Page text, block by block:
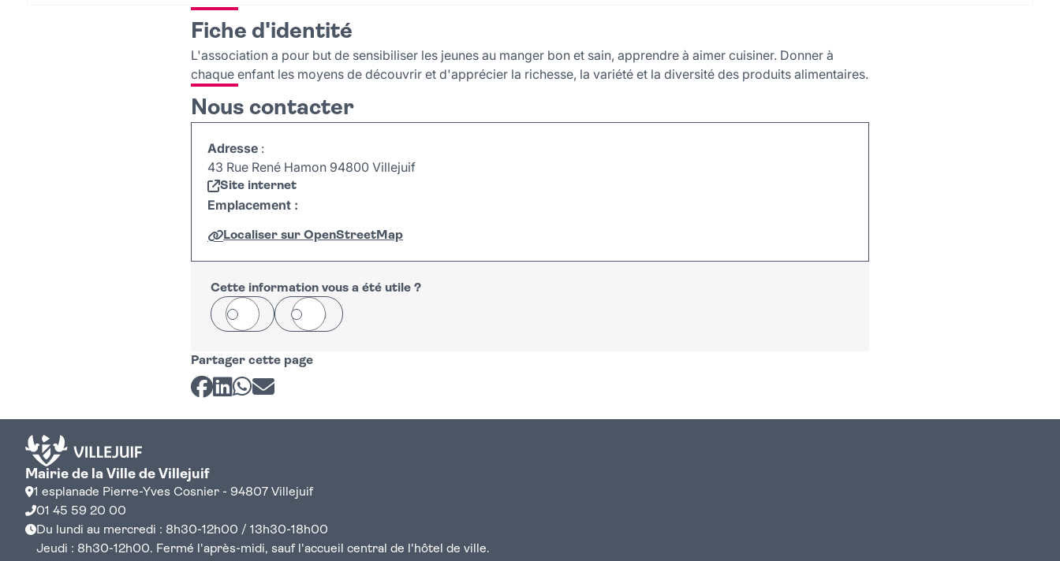
Fiche d'identité
L'association a pour but de sensibiliser les jeunes au manger bon et sain, apprendre à aimer cuisiner. Donner à
chaque enfant les moyens de découvrir et d'apprécier la richesse, la variété et la diversité des produits alimentaires.
Nous contacter
Adresse :
43 Rue René Hamon 94800 Villejuif
Site internet
Emplacement :
Localiser sur OpenStreetMap
+
−
Cette information vous a été utile ?
Oui Non
Partager cette page
Partager sur Facebook
Partager sur LinkedIn
Partager sur Whatsapp
Partager par courriel
Mairie de la Ville de Villejuif
1 esplanade Pierre-Yves Cosnier - 94807 Villejuif
01 45 59 20 00
Du lundi au mercredi : 8h30-12h00 / 13h30-18h00
Jeudi : 8h30-12h00. Fermé l'après-midi, sauf l'accueil central de l'hôtel de ville.